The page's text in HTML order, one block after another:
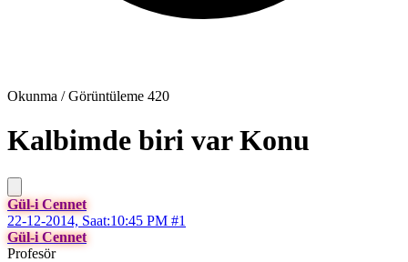
Okunma / Görüntüleme 420
Kalbimde biri var Konu
Gül-i Cennet
22-12-2014, Saat:10:45 PM #1
Gül-i Cennet
Profesör